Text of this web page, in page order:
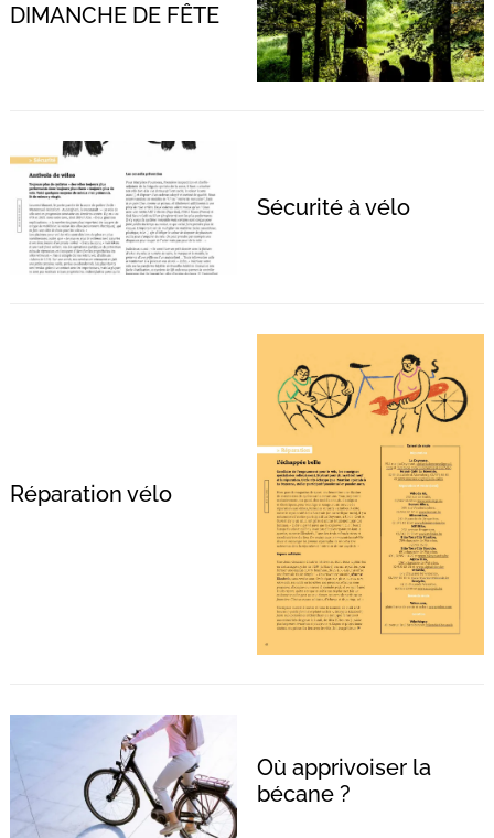
DIMANCHE DE FÊTE
Sécurité à vélo
Réparation vélo
Où apprivoiser la
bécane ?